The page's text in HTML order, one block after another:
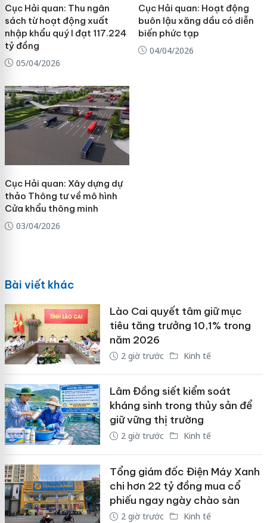
Cục Hải quan: Thu ngân
sách từ hoạt động xuất
nhập khẩu quý I đạt 117.224
tỷ đồng
05/04/2026
Cục Hải quan: Hoạt động
buôn lậu xăng dầu có diễn
biến phức tạp
04/04/2026
Cục Hải quan: Xây dựng dự
thảo Thông tư về mô hình
Cửa khẩu thông minh
03/04/2026
Bài viết khác
Lào Cai quyết tâm giữ mục
tiêu tăng trưởng 10,1% trong
năm 2026
2 giờ trước Kinh tế
Lâm Đồng siết kiểm soát
kháng sinh trong thủy sản để
giữ vững thị trường
2 giờ trước Kinh tế
Tổng giám đốc Điện Máy Xanh
chi hơn 22 tỷ đồng mua cổ
phiếu ngay ngày chào sàn
2 giờ trước Kinh tế